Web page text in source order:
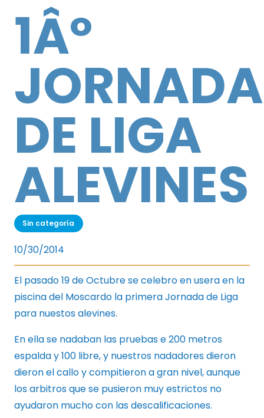
1Âº
JORNADA
DE LIGA
ALEVINES
Sin categoría
10/30/2014
El pasado 19 de Octubre se celebro en usera en la
piscina del Moscardo la primera Jornada de Liga
para nuestos alevines.
En ella se nadaban las pruebas e 200 metros
espalda y 100 libre, y nuestros nadadores dieron
dieron el callo y compitieron a gran nivel, aunque
los arbitros que se pusieron muy estrictos no
ayudaron mucho con las descalificaciones.